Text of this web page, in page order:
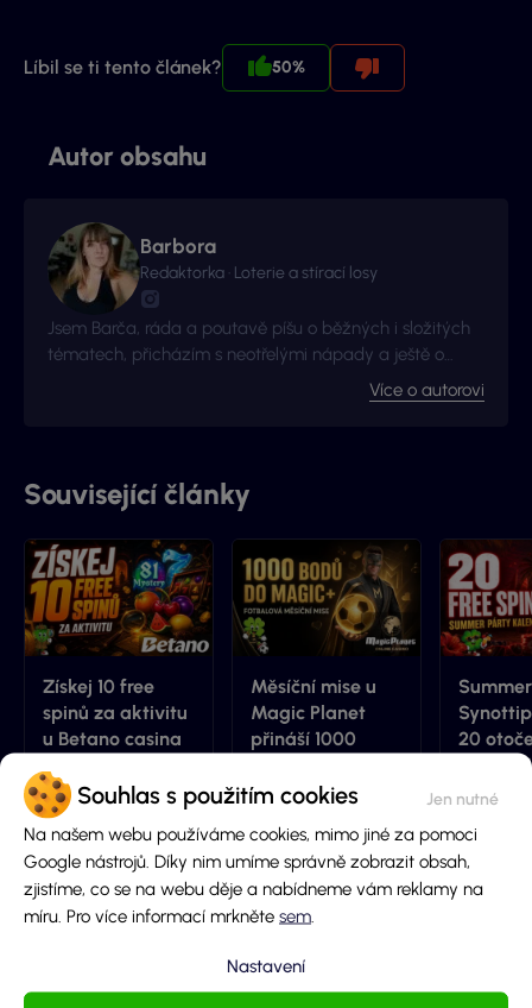
Souhlas s použitím cookies
Na našem webu používáme cookies, mimo jiné za pomoci
Google nástrojů. Díky nim umíme správně zobrazit obsah,
zjistíme, co se na webu děje a nabídneme vám reklamy na
míru. Pro více informací mrkněte sem
Nastavení
Líbil se ti tento článek? 50%
Autor obsahu
Barbora
Redaktorka · Loterie a stírací losy
Jsem Barča, ráda a poutavě píšu o běžných i složitých
tématech, přicházím s neotřelými nápady a ještě o
kousek radši se zlepšuji a získávám nové zkušenosti. I to
je důvod proč jsme s Vyhraj.cz navázali kontakt -
Více o autorovi
Související články
Získej 10 free
spinů za aktivitu
u Betano casina
Lenka 6.8.2026
Měsíční mise u
Magic Planet
přináší 1000
Nikola 6.8.2026
20
zdarma!
Marťa
Přidej komentář